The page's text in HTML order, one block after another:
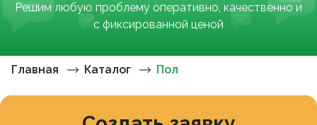
Решим любую проблему оперативно, качественно и
с фиксированной ценой
Главная Каталог Пол